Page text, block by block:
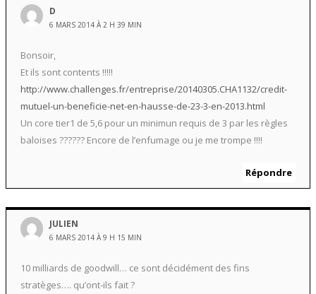
D
6 MARS 2014 À 2 H 39 MIN
Bonsoir,
Et ils sont contents !!!!!
http://www.challenges.fr/entreprise/20140305.CHA1132/credit-
mutuel-un-beneficie-net-en-hausse-de-23-3-en-2013.html
Un core tier1 de 5,6 pour un minimun requis de 3 par les règles
baloises ?????? Encore de l’enfumage ou je me trompe !!!!
Répondre
JULIEN
6 MARS 2014 À 9 H 15 MIN
10 milliards de goodwill… ce sont décidément des fins
stratèges…. qu’ont-ils fait ?